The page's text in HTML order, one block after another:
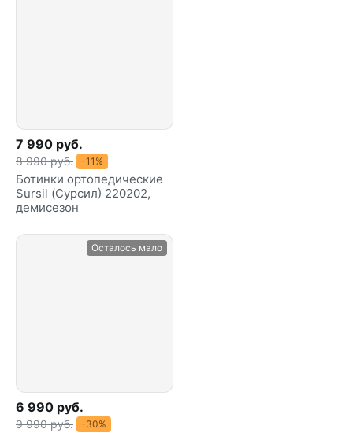
7 990 руб.
8 990 руб. -11%
Ботинки ортопедические
Sursil (Сурсил) 220202,
демисезон
Осталось мало
6 990 руб.
9 990 руб. -30%